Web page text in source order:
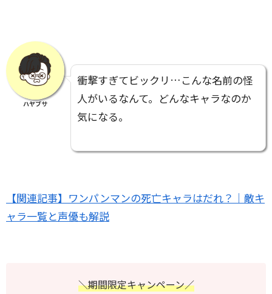
ハヤブサ
衝撃すぎてビックリ…こんな名前の怪
人がいるなんて。どんなキャラなのか
気になる。
【関連記事】ワンパンマンの死亡キャラはだれ？｜敵キ
ャラ一覧と声優も解説
＼期間限定キャンペーン／